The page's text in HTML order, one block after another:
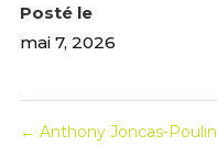
Posté le
mai 7, 2026
← Anthony Joncas-Poulin